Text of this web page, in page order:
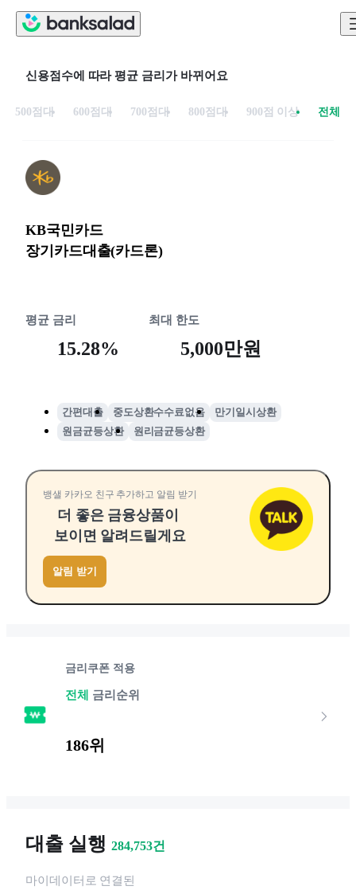
신용점수에 따라 평균 금리가 바뀌어요
500점대 600점대 700점대 800점대 900점 이상 전체
KB국민카드
장기카드대출(카드론)
평균 금리
15.28%
최대 한도
5,000만원
간편대출 중도상환수수료없음
만기일시상환
원금균등상환
원리금균등상환
뱅샐 카카오 친구 추가하고 알림 받기
더 좋은 금융상품이
보이면 알려드릴게요
알림 받기
금리쿠폰 적용
전체 금리순위
186위
대출 실행 284,753건
마이데이터로 연결된